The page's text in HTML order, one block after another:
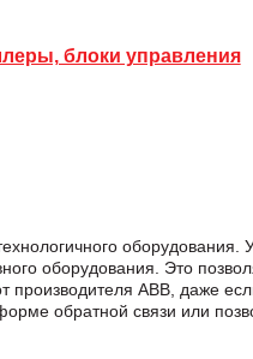
блоки управления
оборудования.
оборудования. Это
производителя ABB, даже
обратной связи или